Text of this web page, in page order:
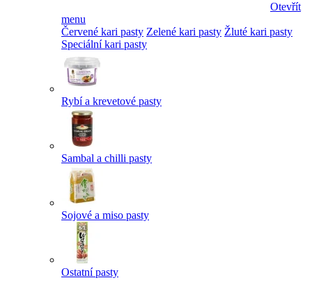
Otevřít
menu
Červené kari pasty Zelené kari pasty Žluté kari pasty
Speciální kari pasty
Rybí a krevetové pasty
Sambal a chilli pasty
Sojové a miso pasty
Ostatní pasty